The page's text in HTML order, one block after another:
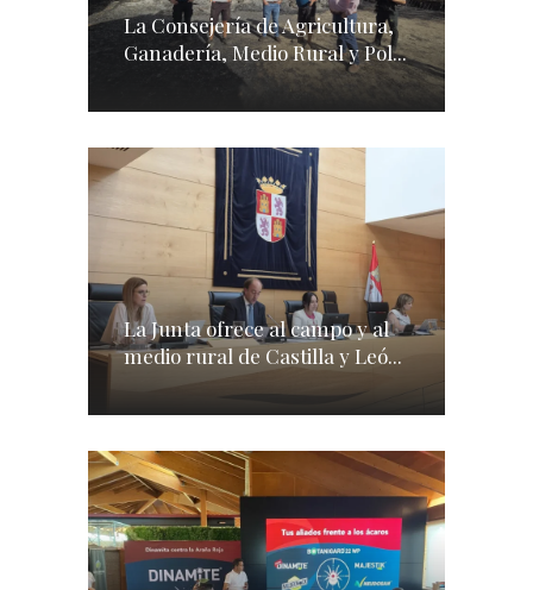
La Consejería de Agricultura,
Ganadería, Medio Rural y Pol...
La Junta ofrece al campo y al
medio rural de Castilla y Leó...